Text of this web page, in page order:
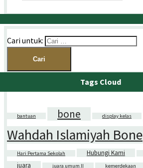
Cari untuk:
Tags Cloud
bantuan bone display kelas
Wahdah Islamiyah Bone
Hari Pertama Sekolah Hubungi Kami
juara juara umum II kemerdekaan